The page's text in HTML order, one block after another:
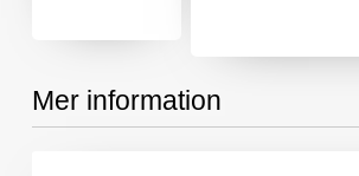
Mer information